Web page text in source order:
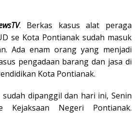
. Berkas kasus alat peraga
se Kota Pontianak sudah masuk
Ada enam orang yang menjadi
pengadaan barang dan jasa di
Kota Pontianak.
sudah dipanggil dan hari ini, Senin
Kejaksaan Negeri Pontianak.